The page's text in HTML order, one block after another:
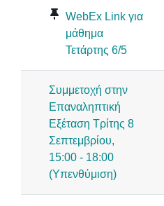
WebEx Link για
μάθημα
Τετάρτης 6/5
Συμμετοχή στην
Επαναληπτική
Εξέταση Τρίτης 8
Σεπτεμβρίου,
15:00 - 18:00
(Υπενθύμιση)